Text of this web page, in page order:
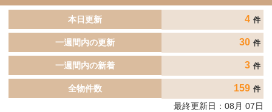
本日更新 4 件
一週間内の更新 30 件
一週間内の新着 3 件
全物件数 159 件
最終更新日： 08月 07日